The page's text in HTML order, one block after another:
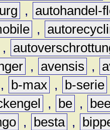
,
autohandel-
,
,
, avensis ,
, b-max , b-serie
, be ,
, besta ,